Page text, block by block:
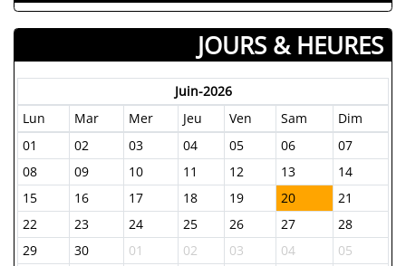
JOURS & HEURES
Juin-2026
Lun
Mar Mer Jeu Ven Sam
Dim
01
02 03 04 05 06
07
08
09 10 11 12 13
14
15
16 17 18 19 20
21
22
23 24 25 26 27
28
29
30 01 02 03 04
05